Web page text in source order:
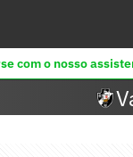
com o nosso